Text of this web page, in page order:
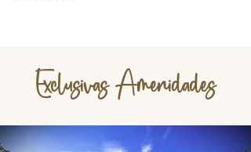
Exclusivas Amenidades